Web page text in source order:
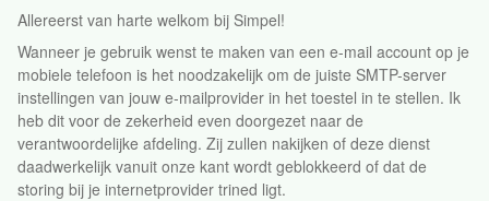
Allereerst van harte welkom bij Simpel!
Wanneer je gebruik wenst te maken van een e-mail account op je
mobiele telefoon is het noodzakelijk om de juiste SMTP-server
instellingen van jouw e-mailprovider in het toestel in te stellen. Ik
heb dit voor de zekerheid even doorgezet naar de
verantwoordelijke afdeling. Zij zullen nakijken of deze dienst
daadwerkelijk vanuit onze kant wordt geblokkeerd of dat de
storing bij je internetprovider trined ligt.